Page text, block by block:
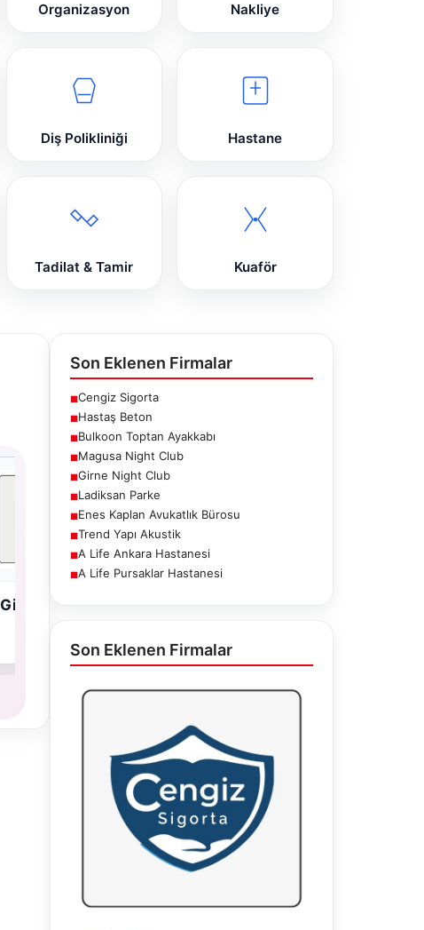
Organizasyon Nakliye
Diş Polikliniği Hastane
Tadilat & Tamir Kuaför
Girne Night
Son Eklenen Firmalar
■Cengiz Sigorta
■Hastaş Beton
■Bulkoon Toptan Ayakkabı
■Magusa Night Club
■Girne Night Club
■Ladiksan Parke
■Enes Kaplan Avukatlık Bürosu
■Trend Yapı Akustik
■A Life Ankara Hastanesi
■A Life Pursaklar Hastanesi
Son Eklenen Firmalar